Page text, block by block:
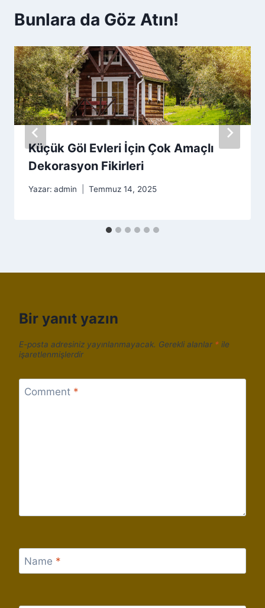
Bunlara da Göz Atın!
Küçük Göl Evleri İçin Çok Amaçlı
Dekorasyon Fikirleri
Yazar: admin Temmuz 14, 2025
Bir yanıt yazın
E-posta adresiniz yayınlanmayacak. Gerekli alanlar * ile
işaretlenmişlerdir
Comment *
Name *